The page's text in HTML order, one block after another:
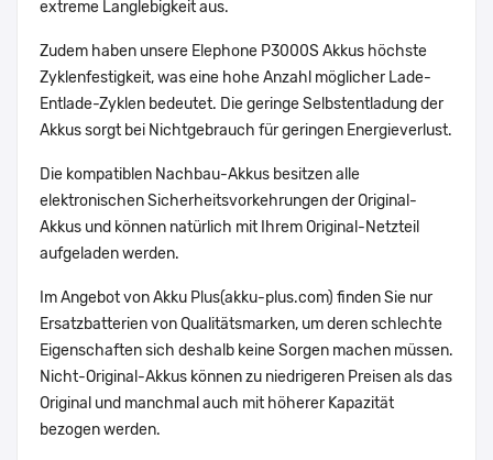
extreme Langlebigkeit aus.
Zudem haben unsere Elephone P3000S Akkus höchste
Zyklenfestigkeit, was eine hohe Anzahl möglicher Lade-
Entlade-Zyklen bedeutet. Die geringe Selbstentladung der
Akkus sorgt bei Nichtgebrauch für geringen Energieverlust.
Die kompatiblen Nachbau-Akkus besitzen alle
elektronischen Sicherheitsvorkehrungen der Original-
Akkus und können natürlich mit Ihrem Original-Netzteil
aufgeladen werden.
Im Angebot von Akku Plus(akku-plus.com) finden Sie nur
Ersatzbatterien von Qualitätsmarken, um deren schlechte
Eigenschaften sich deshalb keine Sorgen machen müssen.
Nicht-Original-Akkus können zu niedrigeren Preisen als das
Original und manchmal auch mit höherer Kapazität
bezogen werden.